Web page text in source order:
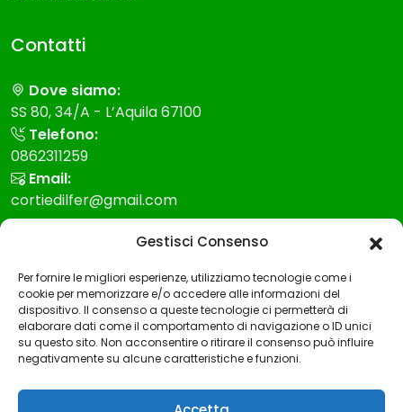
Gestisci Consenso
Per fornire le migliori esperienze, utilizziamo tecnologie come i
cookie per memorizzare e/o accedere alle informazioni del
dispositivo. Il consenso a queste tecnologie ci permetterà di
elaborare dati come il comportamento di navigazione o ID unici
su questo sito. Non acconsentire o ritirare il consenso può influire
negativamente su alcune caratteristiche e funzioni.
Contatti
Dove siamo:
SS 80, 34/A - L’Aquila 67100
Telefono:
0862311259
Email:
cortiedilfer@gmail.com
Modello Organizzazione gestione e controllo
Codice etico
Whistleblowing